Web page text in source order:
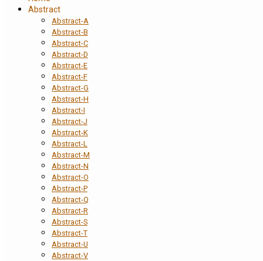
Abstract
Abstract-A
Abstract-B
Abstract-C
Abstract-D
Abstract-E
Abstract-F
Abstract-G
Abstract-H
Abstract-I
Abstract-J
Abstract-K
Abstract-L
Abstract-M
Abstract-N
Abstract-O
Abstract-P
Abstract-Q
Abstract-R
Abstract-S
Abstract-T
Abstract-U
Abstract-V